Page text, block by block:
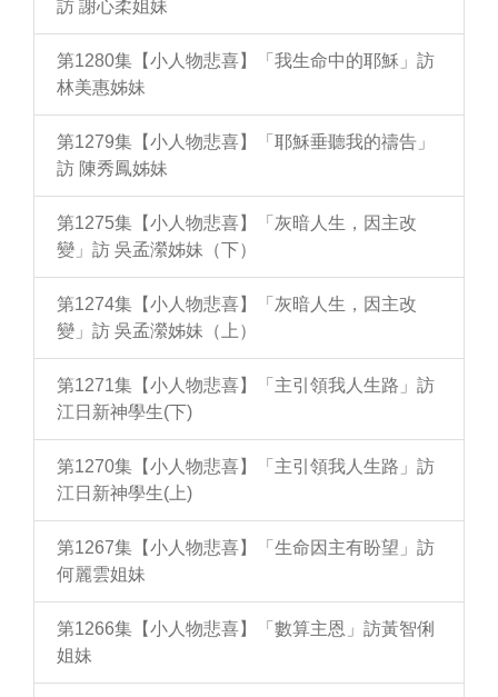
訪 謝心柔姐妹
第1280集【小人物悲喜】「我生命中的耶穌」訪
林美惠姊妹
第1279集【小人物悲喜】「耶穌垂聽我的禱告」
訪 陳秀鳳姊妹
第1275集【小人物悲喜】「灰暗人生，因主改
變」訪 吳孟瀠姊妹（下）
第1274集【小人物悲喜】「灰暗人生，因主改
變」訪 吳孟瀠姊妹（上）
第1271集【小人物悲喜】「主引領我人生路」訪
江日新神學生(下)
第1270集【小人物悲喜】「主引領我人生路」訪
江日新神學生(上)
第1267集【小人物悲喜】「生命因主有盼望」訪
何麗雲姐妹
第1266集【小人物悲喜】「數算主恩」訪黃智俐
姐妹